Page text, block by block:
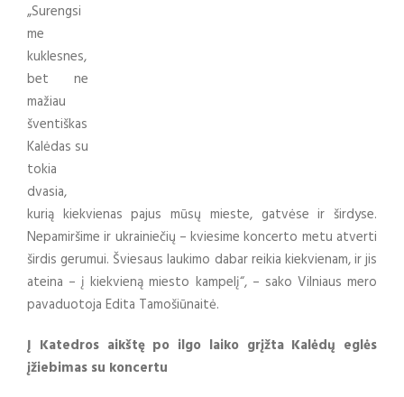
„Surengsi
me
kuklesnes,
bet ne
mažiau
šventiškas
Kalėdas su
tokia
dvasia,
kurią kiekvienas pajus mūsų mieste, gatvėse ir širdyse.
Nepamiršime ir ukrainiečių – kviesime koncerto metu atverti
širdis gerumui. Šviesaus laukimo dabar reikia kiekvienam, ir jis
ateina – į kiekvieną miesto kampelį“, – sako Vilniaus mero
pavaduotoja Edita Tamošiūnaitė.
Į Katedros aikštę po ilgo laiko grįžta Kalėdų eglės
įžiebimas su koncertu